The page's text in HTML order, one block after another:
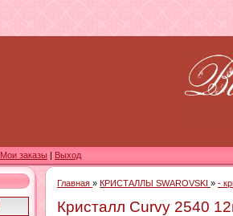
Мои заказы Выход
Главная » КРИСТАЛЛЫ SWAROVSKI » -
Кристалл Curvy 2540